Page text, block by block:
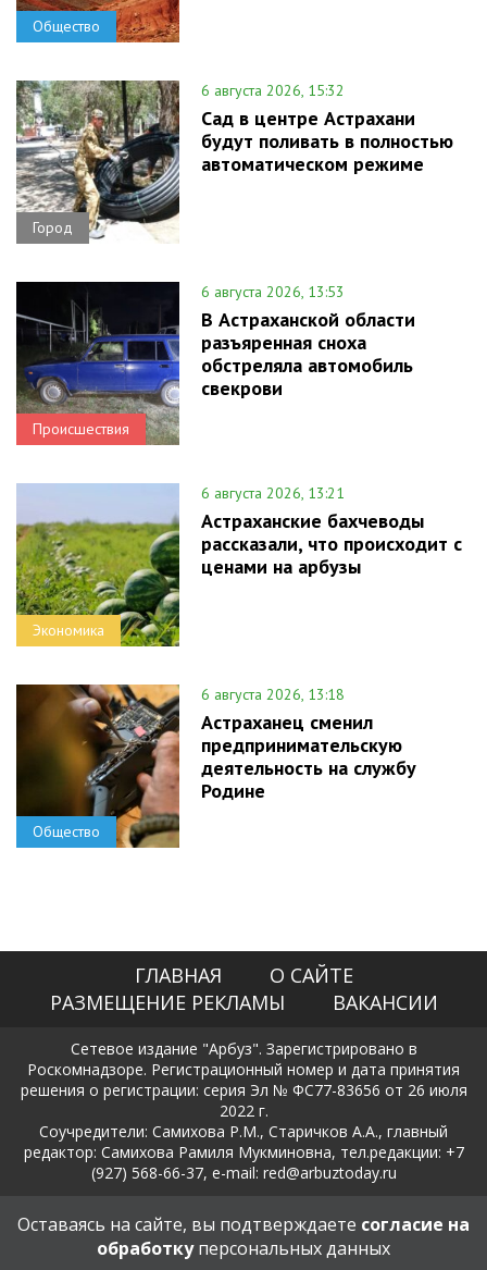
Общество
Город
6 августа 2026, 15:32
Сад в центре Астрахани
будут поливать в полностью
автоматическом режиме
Происшествия
6 августа 2026, 13:53
В Астраханской области
разъяренная сноха
обстреляла автомобиль
свекрови
Экономика
6 августа 2026, 13:21
Астраханские бахчеводы
рассказали, что происходит с
ценами на арбузы
Общество
6 августа 2026, 13:18
Астраханец сменил
предпринимательскую
деятельность на службу
Родине
ГЛАВНАЯ
О САЙТЕ
РАЗМЕЩЕНИЕ РЕКЛАМЫ
ВАКАНСИИ
Сетевое издание "Арбуз". Зарегистрировано в
Роскомнадзоре. Регистрационный номер и дата принятия
решения о регистрации: серия Эл № ФС77-83656 от 26 июля
2022 г.
Соучредители: Самихова Р.М., Старичков А.А., главный
редактор: Самихова Рамиля Мукминовна, тел.редакции: +7
(927) 568-66-37, e-mail: red@arbuztoday.ru
Политика в отношении обработки и защиты персональных
данных
Оставаясь на сайте, вы подтверждаете согласие на
обработкуперсональных данных